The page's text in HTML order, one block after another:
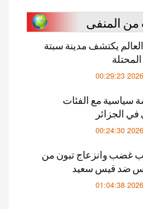
المنفى
يكتشف مدينة سبتة
2026-
سياسية مع الفئات
الجزائر
2026-
غضب وانزعاج تبون من
ضد قيس سعيد
2026-